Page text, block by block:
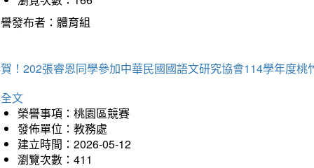
發布者：體育組
！202張睿恩同學參加中華民國國語文研究協會114學年度
文
榮譽事項：桃園區競賽
發佈單位：教務處
建立時間：2026-05-12
瀏覽次數：411